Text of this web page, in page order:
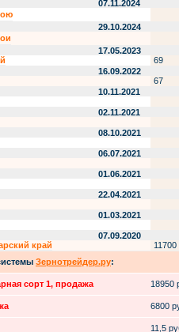
07.11.2024
29.10.2024
17.05.2023
69
16.09.2022
67
10.11.2021
02.11.2021
08.10.2021
06.07.2021
01.06.2021
22.04.2021
01.03.2021
07.09.2020
край
11700
Зернотрейдер.ру:
сорт 1, продажа 18950
6800
11,5